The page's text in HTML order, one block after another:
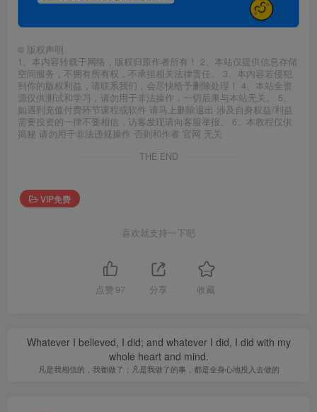
© 版权声明
1、本内容转载于网络，版权归原作者所有！ 2、本站仅提供信息存储
空间服务，不拥有所有权，不承担相关法律责任。 3、本内容若侵犯
到你的版权利益，请联系我们，会尽快给予删除处理！ 4、本站全资
源仅供测试和学习，请勿用于非法操作，一切后果与本站无关。 5、
如遇到充值付费环节课程或软件 请马上删除退出 涉及自身权益/利益
需要投资的一律不要相信，访客发现请向客服举报。 6、本教程仅供
揭秘 请勿用于非法违规操作 否则和作者 官网 无关
THE END
VIP免费
喜欢就支持一下吧
点赞 97 分享 收藏
Whatever I believed, I did; and whatever I did, I did with my
whole heart and mind.
凡是我相信的，我都做了；凡是我做了的事，都是全身心地投入去做的